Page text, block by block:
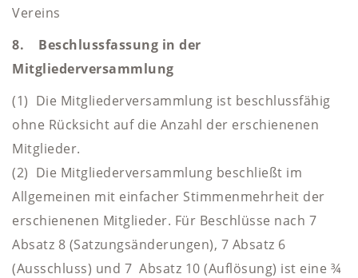
Vereins
8. Beschlussfassung in der
Mitgliederversammlung
(1) Die Mitgliederversammlung ist beschlussfähig
ohne Rücksicht auf die Anzahl der erschienenen
Mitglieder.
(2) Die Mitgliederversammlung beschließt im
Allgemeinen mit einfacher Stimmenmehrheit der
erschienenen Mitglieder. Für Beschlüsse nach 7
Absatz 8 (Satzungsänderungen), 7 Absatz 6
(Ausschluss) und 7 Absatz 10 (Auflösung) ist eine ¾